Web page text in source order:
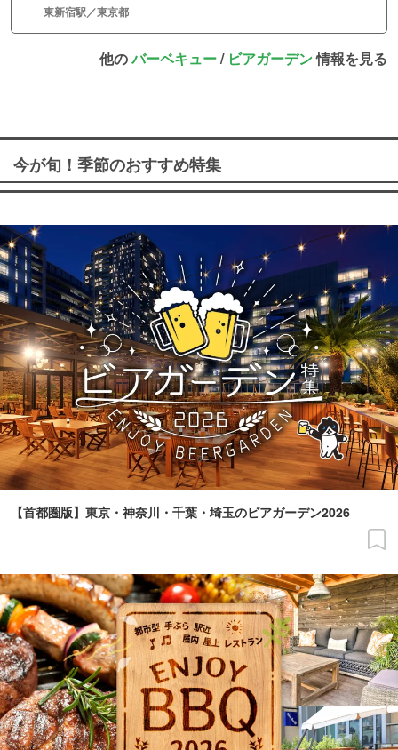
東新宿駅／東京都
他のバーベキュー/ ビアガーデン情報を見る
今が旬！季節のおすすめ特集
【首都圏版】東京・神奈川・千葉・埼玉のビアガーデン2026